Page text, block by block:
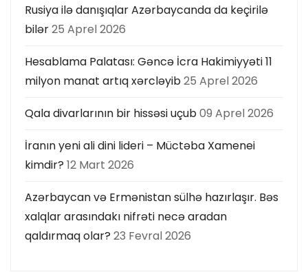
Rusiya ilə danışıqlar Azərbaycanda da keçirilə
bilər25 Aprel 2026
Hesablama Palatası: Gəncə İcra Hakimiyyəti 11
milyon manat artıq xərcləyib25 Aprel 2026
Qala divarlarının bir hissəsi uçub09 Aprel 2026
İranın yeni ali dini lideri – Müctəba Xamenei
kimdir? 12 Mart 2026
Azərbaycan və Ermənistan sülhə hazırlaşır. Bəs
xalqlar arasındakı nifrəti necə aradan
qaldırmaq olar? 23 Fevral 2026